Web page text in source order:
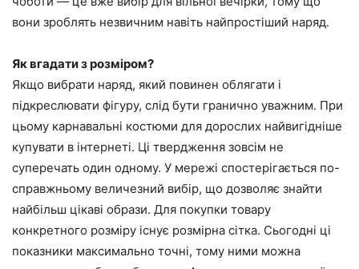
вони зроблять незвичним навіть найпростіший наряд.
Як вгадати з розміром?
Якщо вибрати наряд, який повинен облягати і
підкреслювати фігуру, слід бути гранично уважним. При
цьому карнавальні костюми для дорослих найвигідніше
купувати в інтернеті. Ці твердження зовсім не
суперечать один одному. У мережі спостерігається по-
справжньому величезний вибір, що дозволяє знайти
найбільш цікаві образи. Для покупки товару
конкретного розміру існує розмірна сітка. Сьогодні ці
показники максимально точні, тому ними можна